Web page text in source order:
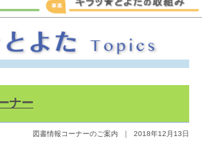
ナー
図書情報コーナーのご案内 ｜ 2018年12月13日